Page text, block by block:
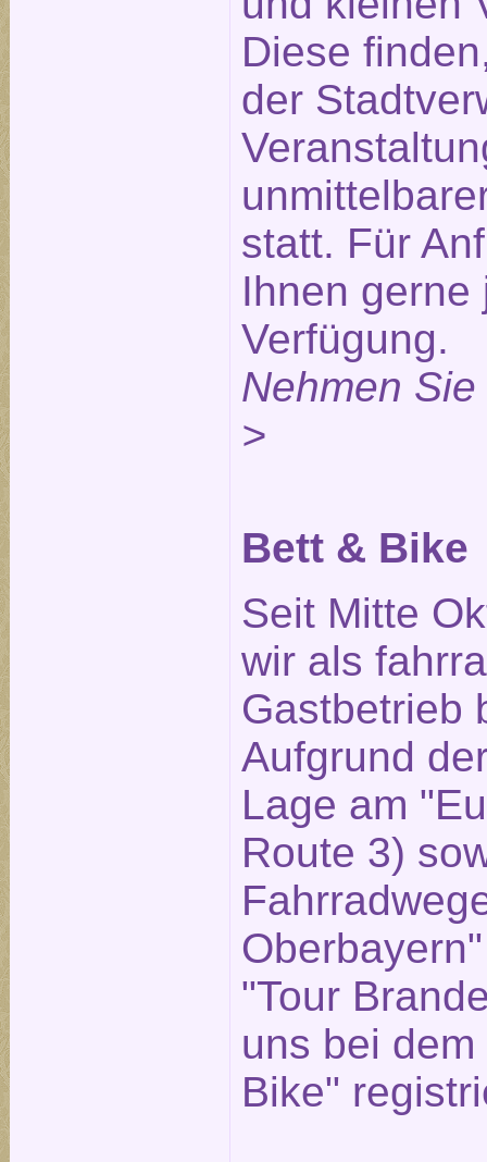
Diese
der
statt. Für
Ihnen gerne
Verfügung.
Nehmen
>
Bett & Bike
Seit Mitte
wir als
Gastbetrieb
Aufgrund
Lage am
Route 3)
"Tour
uns bei
Bike"